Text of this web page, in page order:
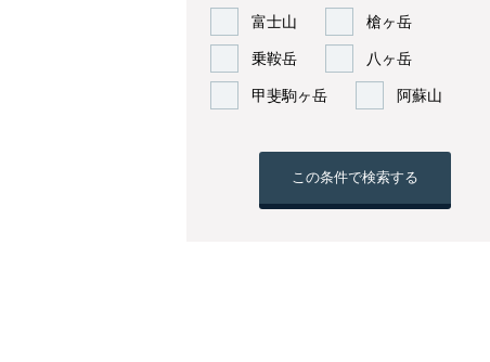
富士山 槍ヶ岳
乗鞍岳 八ヶ岳
甲斐駒ヶ岳 阿蘇山
この条件で検索する